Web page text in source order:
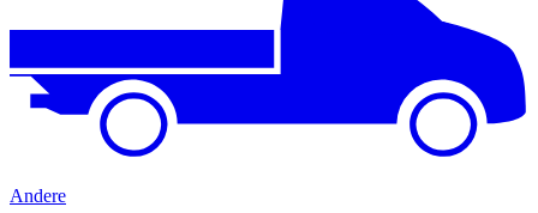
Andere